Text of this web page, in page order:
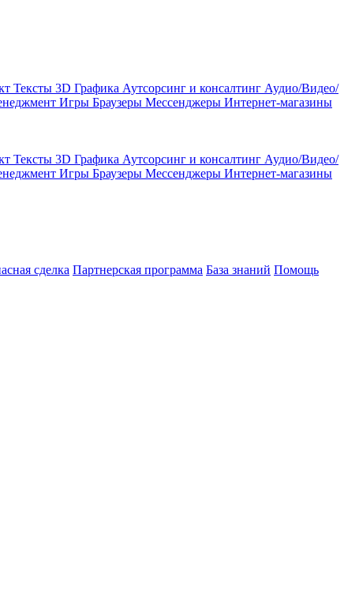
Тексты 3D Графика Аутсорсинг и консалтинг Аудио/Видео/
Игры Браузеры Мессенджеры Интернет-магазины
Тексты 3D Графика Аутсорсинг и консалтинг Аудио/Видео/
Игры Браузеры Мессенджеры Интернет-магазины
сделка Партнерская программа База знаний Помощь